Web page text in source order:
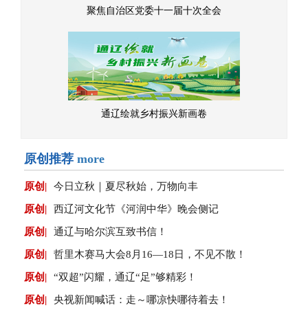
聚焦自治区党委十一届十次全会
通辽绘就乡村振兴新画卷
原创推荐 more
原创| 今日立秋｜夏尽秋始，万物向丰
原创| 西辽河文化节《河润中华》晚会侧记
原创| 通辽与哈尔滨互致书信！
原创| 哲里木赛马大会8月16—18日，不见不散！
原创| “双超”闪耀，通辽“足”够精彩！
原创| 央视新闻喊话：走～哪凉快哪待着去！